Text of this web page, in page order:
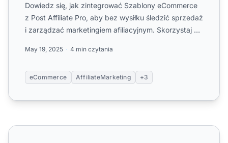
Dowiedz się, jak zintegrować Szablony eCommerce
z Post Affiliate Pro, aby bez wysiłku śledzić sprzedaż
i zarządzać marketingiem afiliacyjnym. Skorzystaj z
May 19, 2025 4 min czytania
eCommerce AffiliateMarketing +3
Teachable